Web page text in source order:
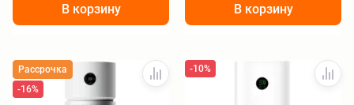
В корзину В корзину
Рассрочка
-16%
-10%